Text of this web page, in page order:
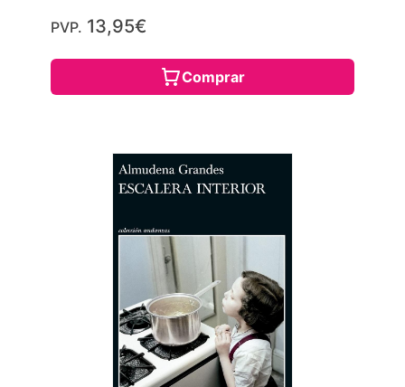
PVP. 13,95€
Comprar